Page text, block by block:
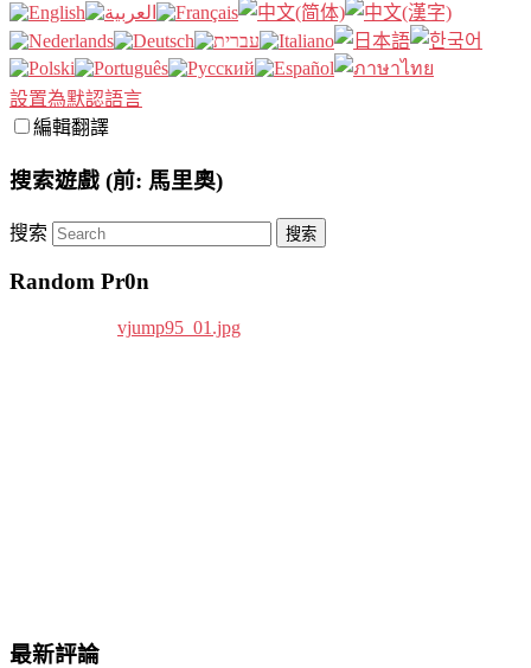
設置為默認語言
編輯翻譯
搜索遊戲 (前: 馬里奧)
搜索
Random Pr0n
最新評論